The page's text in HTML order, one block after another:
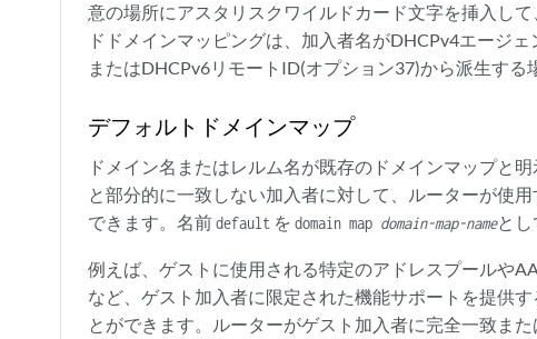
意の場所にアスタリスクワイルドカード文字を挿入し
ドドメインマッピングは、加入者名がDHCPv4エージ
またはDHCPv6リモートID(オプション37)から派生する
デフォルトドメインマップ
ドメイン名またはレルム名が既存のドメインマップと
と部分的に一致しない加入者に対して、ルーターが使
できます。名前default を domain map domain-map-nameとし
例えば、ゲストに使用される特定のアドレスプールや
など、ゲスト加入者に限定された機能サポートを提供
とができます。ルーターがゲスト加入者に完全一致ま